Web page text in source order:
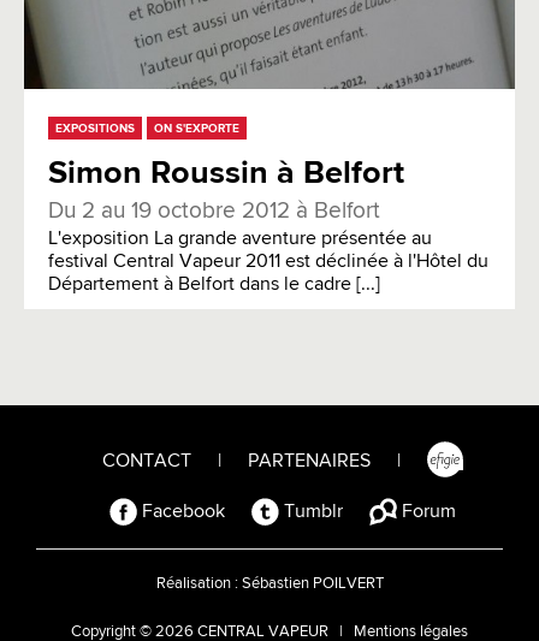
EXPOSITIONS ON S'EXPORTE
Simon Roussin à Belfort
Du 2 au 19 octobre 2012 à Belfort
L'exposition La grande aventure présentée au
festival Central Vapeur 2011 est déclinée à l'Hôtel du
Département à Belfort dans le cadre [...]
CONTACT PARTENAIRES
Facebook Tumblr Forum
Réalisation : Sébastien POILVERT
Copyright © 2026 CENTRAL VAPEUR | Mentions légales